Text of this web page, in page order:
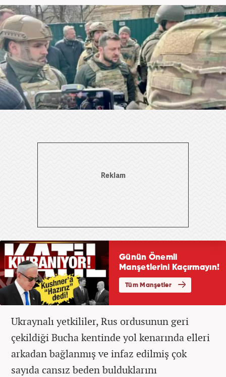
Ukraynalı yetkililer, Rus ordusunun geri
çekildiği Bucha kentinde yol kenarında elleri
arkadan bağlanmış ve infaz edilmiş çok
sayıda cansız beden bulduklarını